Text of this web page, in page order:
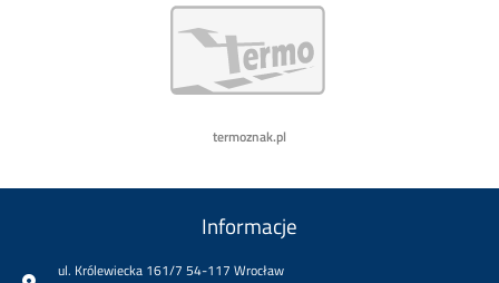
termoznak.pl
Informacje
ul. Królewiecka 161/7 54-117 Wrocław